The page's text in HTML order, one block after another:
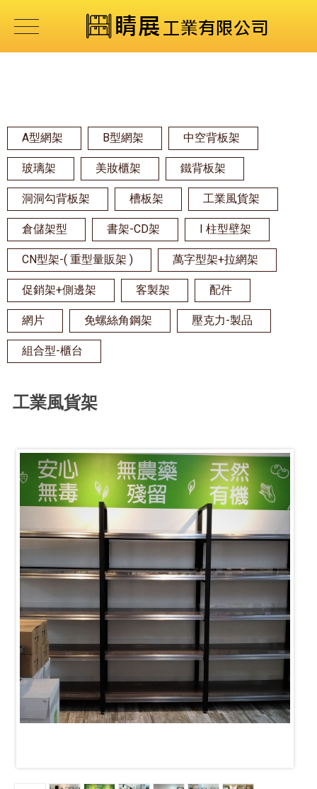
A型網架 B型網架 中空背板架
玻璃架 美妝櫃架 鐵背板架
洞洞勾背板架 槽板架 工業風貨架
倉儲架型 書架-CD架 I 柱型壁架
CN型架-( 重型量販架 ) 萬字型架+拉網架
促銷架+側邊架 客製架 配件
網片 免螺絲角鋼架 壓克力-製品
組合型-櫃台
工業風貨架